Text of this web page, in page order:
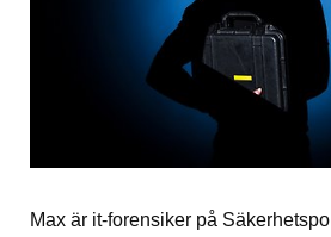
Max är it-forensiker på